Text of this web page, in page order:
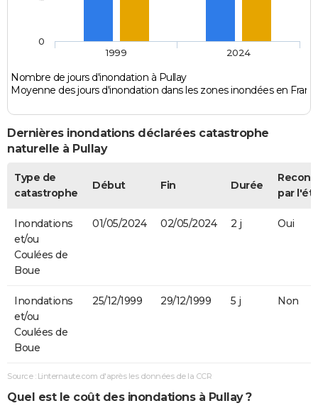
Nombre de jours d'inondation à Pullay
Moyenne des jours d'inondation dans les zones inondées en
1999 2024
0
Dernières inondations déclarées catastrophe
naturelle à Pullay
Type de
catastrophe
Début Fin Durée
par
Inondations
et/ou
Coulées de
Boue
01/05/2024 02/05/2024 2 j Oui
Inondations
et/ou
Coulées de
Boue
25/12/1999 29/12/1999 5 j Non
Source : Linternaute.com d'après les données de la CCR
Quel est le coût des inondations à Pullay ?